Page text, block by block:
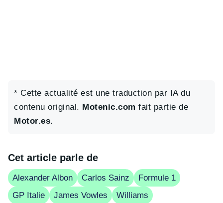
* Cette actualité est une traduction par IA du
contenu original. Motenic.com fait partie de
Motor.es.
Cet article parle de
Alexander Albon Carlos Sainz
Formule 1
GP Italie
James Vowles Williams